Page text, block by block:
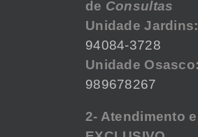
de Consultas
Unidade Jardins:
94084-3728
Unidade Osasco:
989678267
2- Atendimento